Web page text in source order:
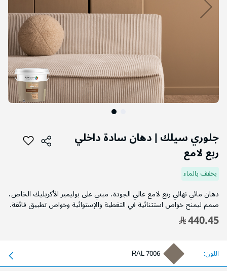
جلوري سيلك | دهان سادة داخلي
ربع لامع
يخفف بالماء
دهان مائي نهائي ربع لامع عالي الجودة، مبني على بوليمير الأكريليك الخاص،
صمم ليمنح خواص استثنائية في التغطية والإستوائية وخواص تطبيق فائقة.
440.45
اللون: RAL 7006
إلى
بداية
معرض
الصور